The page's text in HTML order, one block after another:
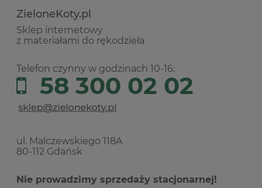
ZieloneKoty.pl
Sklep internetowy
z materiałami do rękodzieła
Telefon czynny w godzinach 10-16:
58 300 02 02
ul. Malczewskiego 118A
80-112 Gdańsk
Nie prowadzimy sprzedaży stacjonarnej!